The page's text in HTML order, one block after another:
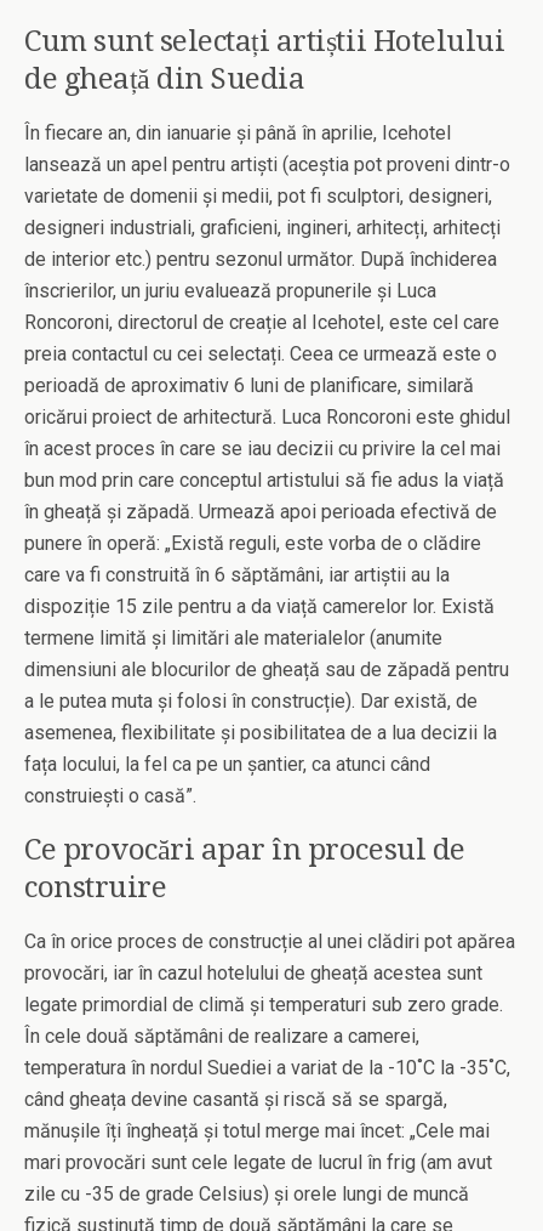
Cum sunt selectați artiștii Hotelului
de gheață din Suedia
În fiecare an, din ianuarie și până în aprilie, Icehotel
lansează un apel pentru artiști (aceștia pot proveni dintr-o
varietate de domenii și medii, pot fi sculptori, designeri,
designeri industriali, graficieni, ingineri, arhitecți, arhitecți
de interior etc.) pentru sezonul următor. După închiderea
înscrierilor, un juriu evaluează propunerile și Luca
Roncoroni, directorul de creație al Icehotel, este cel care
preia contactul cu cei selectați. Ceea ce urmează este o
perioadă de aproximativ 6 luni de planificare, similară
oricărui proiect de arhitectură. Luca Roncoroni este ghidul
în acest proces în care se iau decizii cu privire la cel mai
bun mod prin care conceptul artistului să fie adus la viață
în gheață și zăpadă. Urmează apoi perioada efectivă de
punere în operă: „Există reguli, este vorba de o clădire
care va fi construită în 6 săptămâni, iar artiștii au la
dispoziție 15 zile pentru a da viață camerelor lor. Există
termene limită și limitări ale materialelor (anumite
dimensiuni ale blocurilor de gheață sau de zăpadă pentru
a le putea muta și folosi în construcție). Dar există, de
asemenea, flexibilitate și posibilitatea de a lua decizii la
fața locului, la fel ca pe un șantier, ca atunci când
construiești o casă”.
Ce provocări apar în procesul de
construire
Ca în orice proces de construcție al unei clădiri pot apărea
provocări, iar în cazul hotelului de gheață acestea sunt
legate primordial de climă și temperaturi sub zero grade.
În cele două săptămâni de realizare a camerei,
temperatura în nordul Suediei a variat de la -10˚C la -35˚C,
când gheața devine casantă și riscă să se spargă,
mănușile îți îngheață și totul merge mai încet: „Cele mai
mari provocări sunt cele legate de lucrul în frig (am avut
zile cu -35 de grade Celsius) și orele lungi de muncă
fizică susținută timp de două săptămâni la care se